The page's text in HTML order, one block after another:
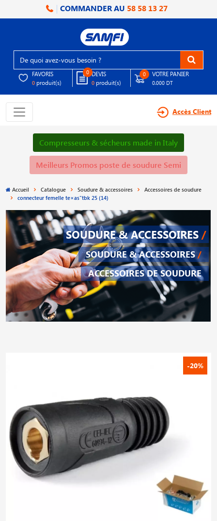
COMMANDER AU 58 58 13 27
FAVORIS
0 produit(s)
0 DEVIS
0 produit(s)
0 VOTRE PANIER
0.000 DT
Accès Client
Compresseurs & sécheurs made in Italy
Meilleurs Promos poste de soudure Semi
Accueil Catalogue Soudure & accessoires
Accessoires de soudure
connecteur femelle te×as"tbk 25 (14)
SOUDURE & ACCESSOIRES /
SOUDURE & ACCESSOIRES /
ACCESSOIRES DE SOUDURE
-20%